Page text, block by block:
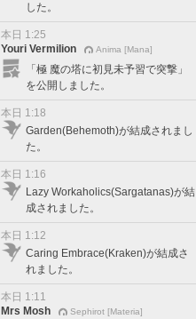
した。
本日 1:25
Youri Vermilion
Anima [Mana]
「極 魔の塔に初見未予習で突撃」
を公開しました。
本日 1:18
Garden(Behemoth)が結成されまし
た。
本日 1:16
Lazy Workaholics(Sargatanas)が結
成されました。
本日 1:12
Caring Embrace(Kraken)が結成さ
れました。
本日 1:11
Mrs Mosh
Sephirot [Materia]